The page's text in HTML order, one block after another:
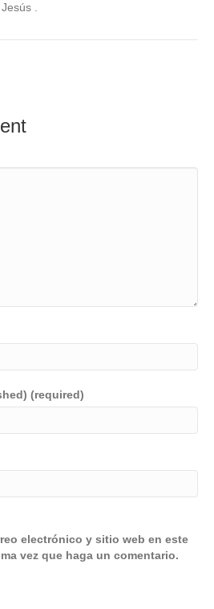
.
(required)
electrónico y sitio web en este
vez que haga un comentario.